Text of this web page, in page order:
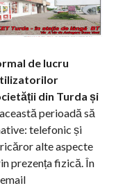
de lucru
din Turda și
perioadă să
telefonic și
alte aspecte
prezența fizică. În